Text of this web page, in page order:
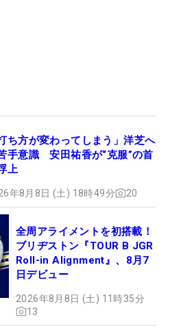
打ち方が変わってしまう」洋芝へ
手意識 安田祐香が“克服”の首
上
年8月8日 (土) 18時49分 20
全周アライメントを初搭載！
ブリヂストン『TOUR B JGR
Roll-in Alignment』、8月7
日デビュー
2026年8月8日 (土) 11時35分
13